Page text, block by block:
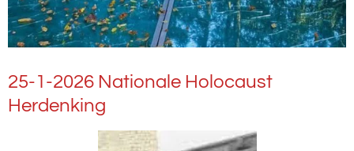
25-1-2026 Nationale Holocaust
Herdenking